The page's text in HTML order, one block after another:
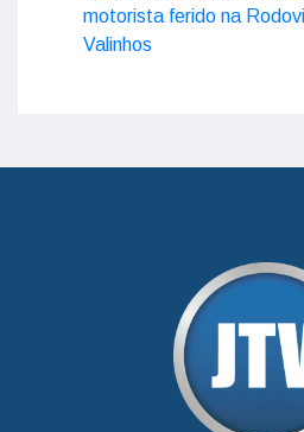
motorista ferido na
Valinhos